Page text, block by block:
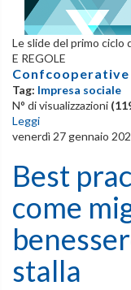
Le slide del primo ciclo
E REGOLE
Tag: Impresa sociale
N° di visualizzazioni
Leggi
venerdì 27 gennaio
Best
come
stalla